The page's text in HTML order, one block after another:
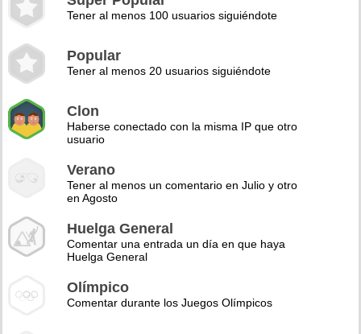
Tener al menos 100 usuarios siguiéndote
Popular
Tener al menos 20 usuarios siguiéndote
Clon
Haberse conectado con la misma IP que otro
usuario
Verano
Tener al menos un comentario en Julio y otro
en Agosto
Huelga General
Comentar una entrada un día en que haya
Huelga General
Olímpico
Comentar durante los Juegos Olímpicos